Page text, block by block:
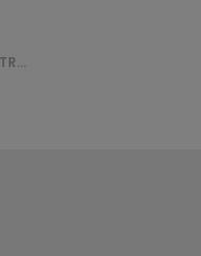
ROHOŽKA 05-TEAK ASTROTURF - BRĄZ JASNY - BRĄZOWY